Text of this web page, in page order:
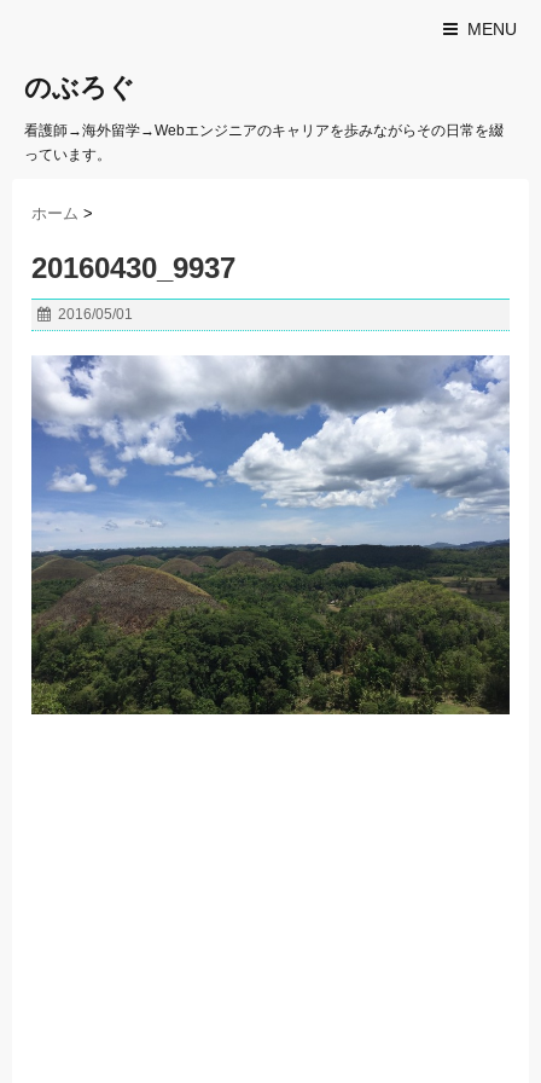
MENU
のぶろぐ
看護師→海外留学→Webエンジニアのキャリアを歩みながらその日常を綴
っています。
ホーム >
20160430_9937
2016/05/01